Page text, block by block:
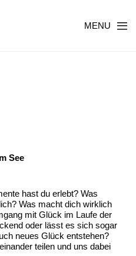
MENU
See
hast du erlebt? Was
Was macht dich wirklich
mit Glück im Laufe der
oder lässt es sich sogar
neues Glück entstehen?
teilen und uns dabei